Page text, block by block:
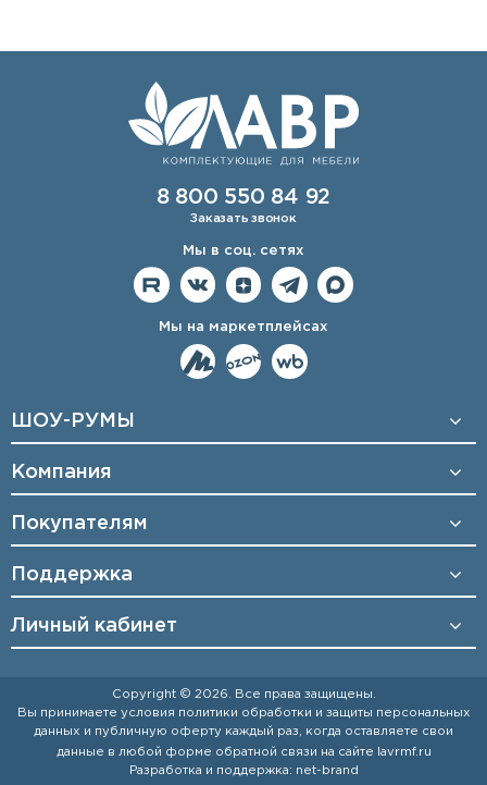
8 800 550 84 92
Заказать звонок
Мы в соц. сетях
Мы на маркетплейсах
ШОУ-РУМЫ
Компания
Покупателям
Поддержка
Личный кабинет
Copyright © 2026. Все права защищены.
Вы принимаете условия политики обработки и защиты персональных
данных и публичную оферту каждый раз, когда оставляете свои
данные в любой форме обратной связи на сайте
lavrmf.ru
Разработка и поддержка: net- b ran d